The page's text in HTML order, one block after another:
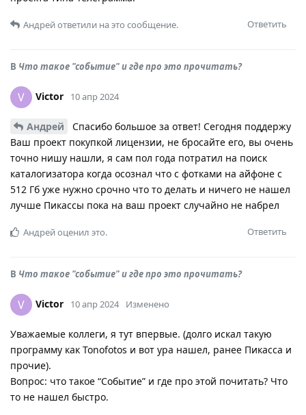
Ответить
Андрейответили на это сообщение.
В Что такое "событие" и где про это прочитать?
V Victor 10 апр 2024
Андрей
Спасибо большое за ответ! Сегодня поддержу
Ваш проект покупкой лицензии, не бросайте его, вы очень
точно нишу нашли, я сам пол года потратил на поиск
каталогизатора когда осознал что с фотками на айфоне с
512 Гб уже нужно срочно что то делать и ничего не нашел
лучше Пикассы пока на ваш проект случайно не набрел
Ответить
Андрейоценил это.
В Что такое "событие" и где про это прочитать?
V Victor 10 апр 2024 Изменено
Уважаемые коллеги, я тут впервые. (долго искал такую
программу как Tonofotos и вот ура нашел, ранее Пикасса и
прочие).
Вопрос: что такое “Событие” и где про этой почитать? Что
то не нашел быстро.